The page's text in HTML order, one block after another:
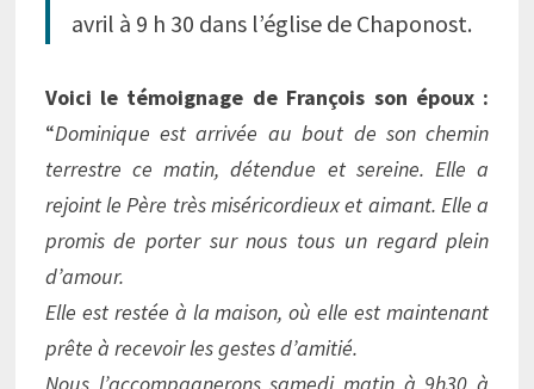
avril à 9 h 30 dans l’église de Chaponost.
Voici le témoignage de François son époux :
“Dominique est arrivée au bout de son chemin
terrestre ce matin, détendue et sereine. Elle a
rejoint le Père très miséricordieux et aimant. Elle a
promis de porter sur nous tous un regard plein
d’amour.
Elle est restée à la maison, où elle est maintenant
prête à recevoir les gestes d’amitié.